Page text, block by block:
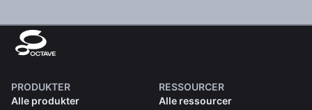
PRODUKTER
Alle produkter
RESSOURCER
Alle ressourcer